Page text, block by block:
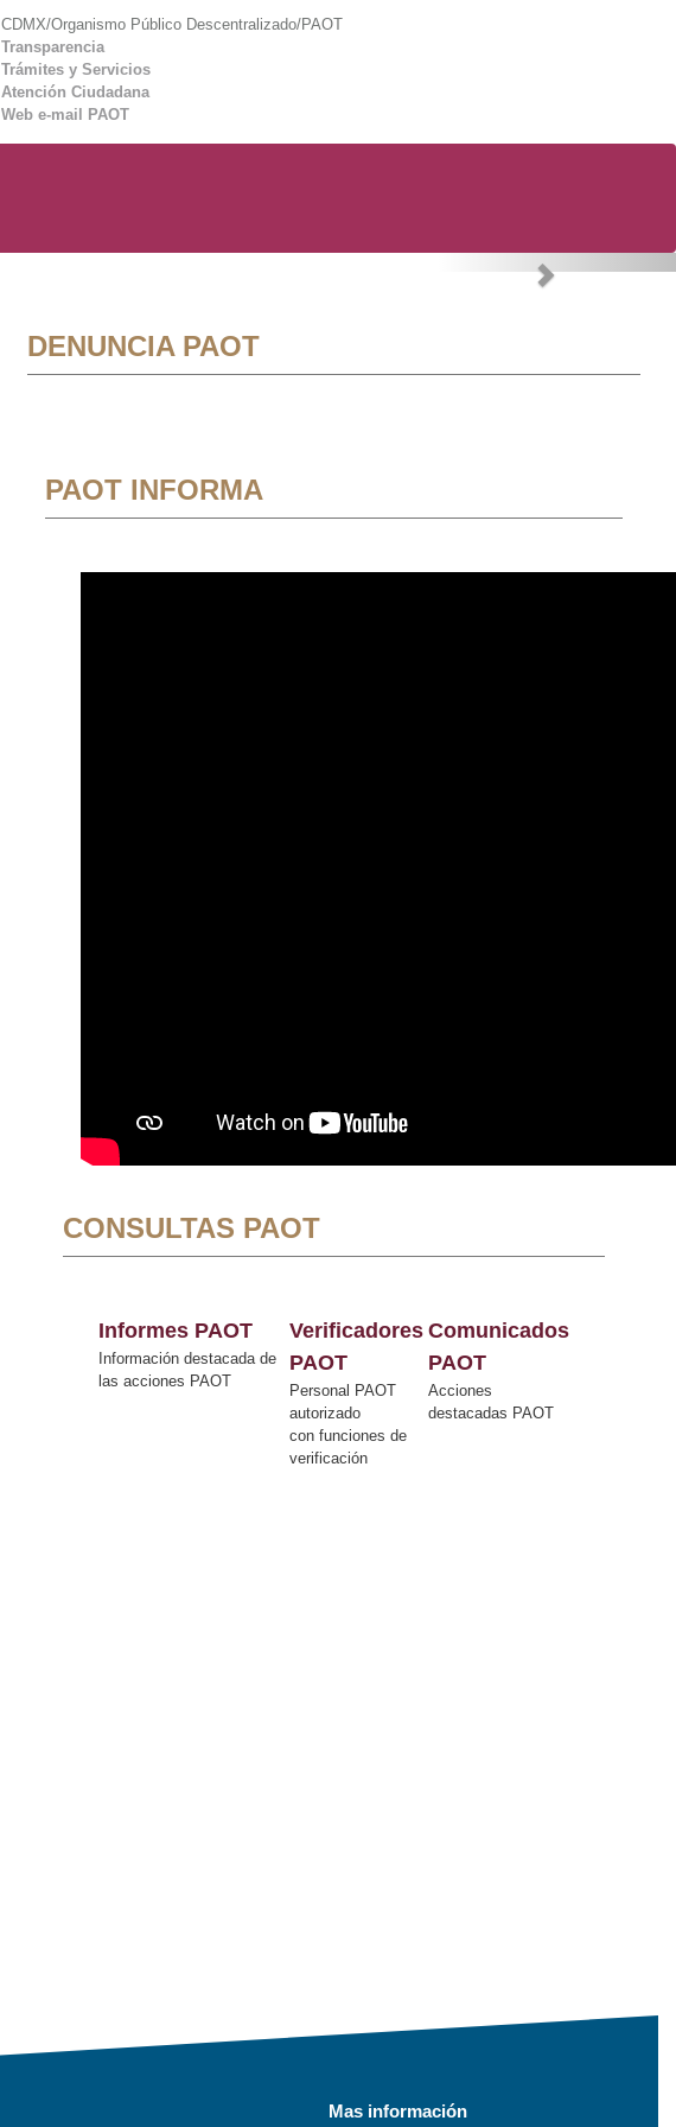
CDMX/Organismo Público Descentralizado/PAOT
Transparencia
Trámites y Servicios
Atención Ciudadana
Web e-mail PAOT
Next
DENUNCIA PAOT
PAOT INFORMA
CONSULTAS PAOT
Informes PAOT
Información destacada de
las acciones PAOT
Verificadores
PAOT
Personal PAOT
autorizado
con funciones de
verificación
Comunicados
PAOT
Acciones
destacadas PAOT
Mas información